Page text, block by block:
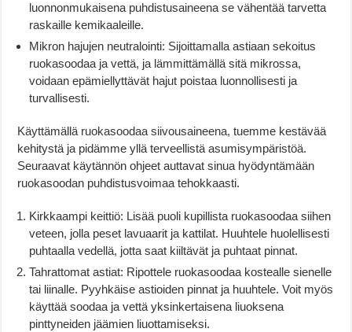
luonnonmukaisena puhdistusaineena se vähentää tarvetta
raskaille kemikaaleille.
Mikron hajujen neutralointi: Sijoittamalla astiaan sekoitus
ruokasoodaa ja vettä, ja lämmittämällä sitä mikrossa,
voidaan epämiellyttävät hajut poistaa luonnollisesti ja
turvallisesti.
Käyttämällä ruokasoodaa siivousaineena, tuemme kestävää
kehitystä ja pidämme yllä terveellistä asumisympäristöä.
Seuraavat käytännön ohjeet auttavat sinua hyödyntämään
ruokasoodan puhdistusvoimaa tehokkaasti.
Kirkkaampi keittiö: Lisää puoli kupillista ruokasoodaa siihen
veteen, jolla peset lavuaarit ja kattilat. Huuhtele huolellisesti
puhtaalla vedellä, jotta saat kiiltävät ja puhtaat pinnat.
Tahrattomat astiat: Ripottele ruokasoodaa kostealle sienelle
tai liinalle. Pyyhkäise astioiden pinnat ja huuhtele. Voit myös
käyttää soodaa ja vettä yksinkertaisena liuoksena
pinttyneiden jäämien liuottamiseksi.